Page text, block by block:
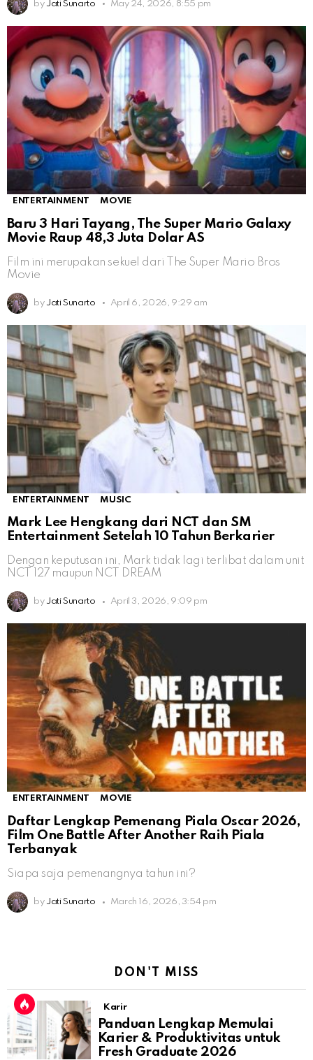
by Jati Sunarto May 24, 2026, 8:55 pm
ENTERTAINMENT MOVIE
Baru 3 Hari Tayang, The Super Mario Galaxy
Movie Raup 48,3 Juta Dolar AS
Film ini merupakan sekuel dari The Super Mario Bros
Movie
by Jati Sunarto April 6, 2026, 9:29 am
ENTERTAINMENT MUSIC
Mark Lee Hengkang dari NCT dan SM
Entertainment Setelah 10 Tahun Berkarier
Dengan keputusan ini, Mark tidak lagi terlibat dalam unit
NCT 127 maupun NCT DREAM
by Jati Sunarto April 3, 2026, 9:09 pm
ENTERTAINMENT MOVIE
Daftar Lengkap Pemenang Piala Oscar 2026,
Film One Battle After Another Raih Piala
Terbanyak
Siapa saja pemenangnya tahun ini?
by Jati Sunarto March 16, 2026, 3:54 pm
DON'T MISS
Karir
Panduan Lengkap Memulai
Karier & Produktivitas untuk
Fresh Graduate 2026